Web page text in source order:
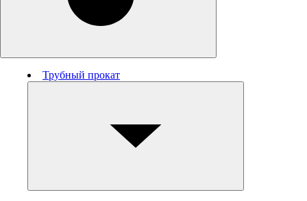
Трубный прокат